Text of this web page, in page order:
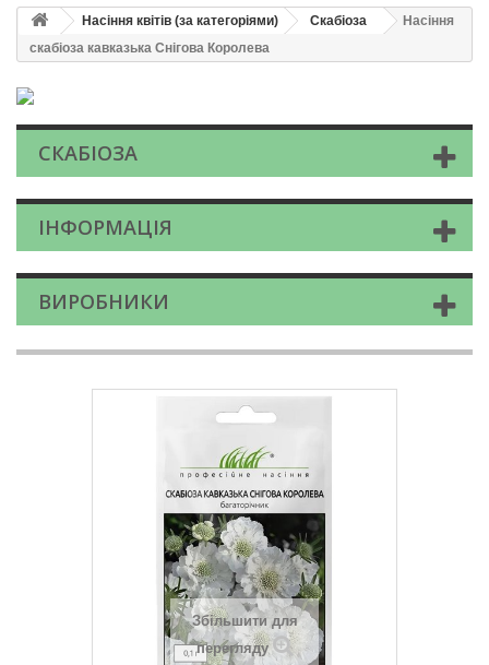
Насіння квітів (за категоріями) Скабiоза
Насіння
скабiоза кавказька Снігова Королева
СКАБIОЗА
ІНФОРМАЦІЯ
ВИРОБНИКИ
Збільшити для
перегляду